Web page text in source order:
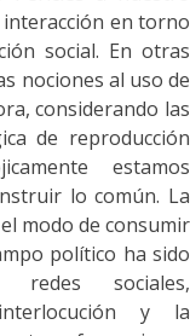
en torno
social. En otras
nociones al uso de
considerando las
de reproducción
estamos
lo común. La
modo de consumir
político ha sido
sociales,
y la